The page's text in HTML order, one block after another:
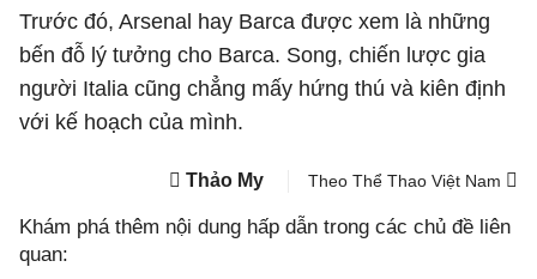
Trước đó, Arsenal hay Barca được xem là những
bến đỗ lý tưởng cho Barca. Song, chiến lược gia
người Italia cũng chẳng mấy hứng thú và kiên định
với kế hoạch của mình.
Thảo My Theo Thể Thao Việt Nam
Khám phá thêm nội dung hấp dẫn trong các chủ đề liên
quan: